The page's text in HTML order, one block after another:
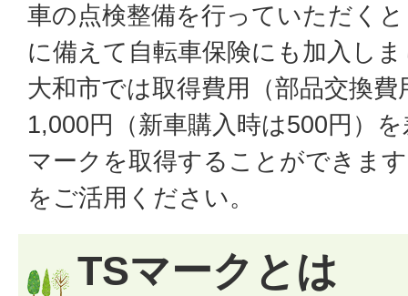
車の点検整備を行っていただく
に備えて自転車保険にも加入し
大和市では取得費用（部品交換
1,000円（新車購入時は500円）
マークを取得することができま
をご活用ください。
TSマークとは